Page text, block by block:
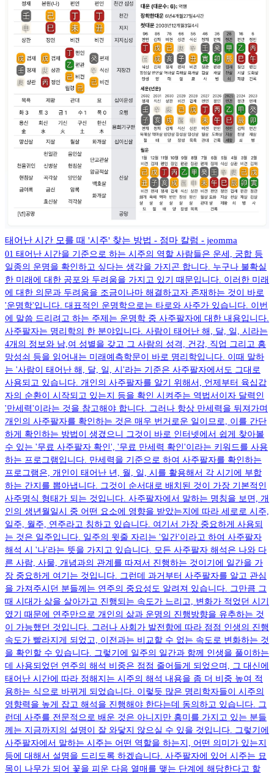
태어난 시간 모를 때 '시주' 찾는 방법 - 점마 칼럼 - jeomma
01 태어난 시간을 기준으로 하는 시주의 역할 사람들은 운세, 궁합 등
일종의 운명을 확인하고 싶다는 생각을 가지곤 합니다. 누구나 불확실
한 미래에 대한 공포와 두려움을 가지고 있기 때문입니다. 이러한 미래
에 대한 의문과 두려움을 조금이나마 해결하고자 존재하는 것이 바로
'운명학'입니다. 대표적인 운명학으로는 타로와 사주가 있습니다. 이번
에 말씀 드리려고 하는 주제는 운명학 중 사주팔자에 대한 내용입니다.
사주팔자는 명리학의 한 분야입니다. 사람이 태어난 해, 달, 일, 시라는
4개의 정보와 남,여 성별을 갖고 그 사람의 성격, 건강, 직업 그리고 흥
망성쇠 등을 읽어내는 미래예측학문이 바로 명리학입니다. 이때 말하
는 '사람이 태어난 해, 달, 일, 시'라는 기준은 사주팔자에서도 그대로
사용되고 있습니다. 개인의 사주팔자를 알기 위해서, 언제부터 육십갑
자의 순환이 시작되고 있는지 등을 확인 시켜주는 역법서이자 달력인
'만세력'이라는 것을 참고해야 합니다. 그러나 항상 만세력을 뒤져가며
개인의 사주팔자를 확인하는 것은 매우 번거로운 일이므로, 이를 간단
하게 확인하는 방법이 생겼으니 그것이 바로 인터넷에서 쉽게 찾아볼
수 있는 '무료 사주팔자 확인', '무료 만세력 확인'이라는 키워드를 사용
하는 프로그램입니다. 만세력을 기준으로 하여 사주팔자를 확인하는
프로그램은, 개인이 태어난 년, 월, 일, 시를 활용해서 각 시기에 부합
하는 간지를 뽑아냅니다. 그것이 순서대로 배치된 것이 가장 기본적인
사주명식 형태가 되는 것입니다. 사주팔자에서 말하는 명칭을 보면, 개
인의 생년월일시 중 어떤 요소에 영향을 받았는지에 따라 세로로 시주,
일주, 월주, 연주라고 칭하고 있습니다. 여기서 가장 중요하게 사용되
는 것은 일주입니다. 일주의 윗줄 자리는 '일간'이라고 하여 사주팔자
해석 시 '나'라는 뜻을 가지고 있습니다. 모든 사주팔자 해석은 나와 다
른 사람, 사물, 개념과의 관계를 따져서 진행하는 것이기에 일간을 가
장 중요하게 여기는 것입니다. 그런데 과거부터 사주팔자를 알고 관심
을 가져주시던 분들께는 연주의 중요성도 알려져 있습니다. 그만큼 그
때 시대가 삶을 살아가고 진행되는 속도가 느리고, 변화가 적었던 시기
였기 때문에 연주만으로 개인의 삶과 운명의 진행방향을 유추하는 것
이 가능했던 것입니다. 그러나 사회가 발전함에 따라 점점 인생의 진행
속도가 빨라지게 되었고, 이전과는 비교할 수 없는 속도로 변화하는 것
을 확인할 수 있습니다. 그렇기에 일주의 일간과 함께 인생을 풀이하는
데 사용되었던 연주의 해석 비중은 점점 줄어들게 되었으며, 그 대신에
태어난 시간에 따라 정해지는 시주의 해석 내용을 좀 더 비중 높여 적
용하는 식으로 바뀌게 되었습니다. 이렇듯 많은 명리학자들이 시주의
영향력을 높게 잡고 해석을 진행해야 한다는데 동의하고 있습니다. 그
런데 사주를 전문적으로 배운 것은 아니지만 흥미를 가지고 있는 분들
께는 지금까지의 설명이 잘 와닿지 않으실 수 있을 것입니다. 그렇기에
사주팔자에서 말하는 시주는 어떤 역할을 하는지, 어떤 의미가 있는지
등에 대해서 설명을 드리도록 하겠습니다. 사주팔자에 있어 시주는 묘
목이 나무가 되어 꽃을 피운 다음 열매를 맺는 단계에 해당한다고 할